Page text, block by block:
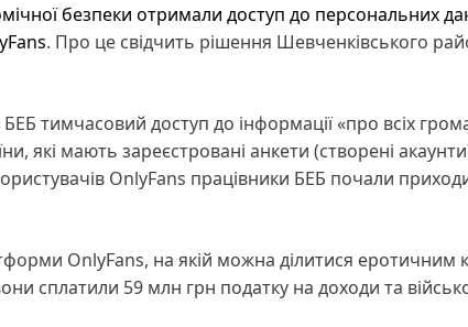
безпеки отримали доступ до персональних
. Про це свідчить рішення Шевченківського
БЕБ тимчасовий доступ до інформації «про всіх
які мають зареєстровані анкети (створені
OnlyFans працівники БЕБ почали
OnlyFans, на якій можна ділитися еротичним
сплатили 59 млн грн податку на доходи та